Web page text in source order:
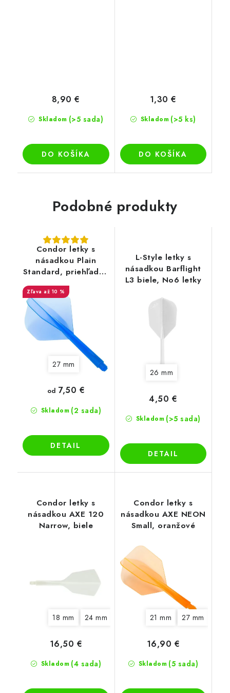
Skladom (>5 sada)
8,90 €
DO KOŠÍKA
Skladom (>5 ks)
1,30 €
DO KOŠÍKA
Podobné produkty
Condor letky s
násadkou Plain
Standard, priehľadné
modré
až 10 %
27 mm
Skladom (2 sada)
od 7,50 €
DETAIL
L-Style letky s
násadkou Barflight
L3 biele, No6 letky
26 mm
Skladom (>5 sada)
4,50 €
DETAIL
Condor letky s
násadkou AXE 120
Narrow, biele
18 mm 24 mm
Skladom (4 sada)
16,50 €
Condor letky s
násadkou AXE NEON
Small, oranžové
21 mm 27 mm
Skladom (5 sada)
16,90 €